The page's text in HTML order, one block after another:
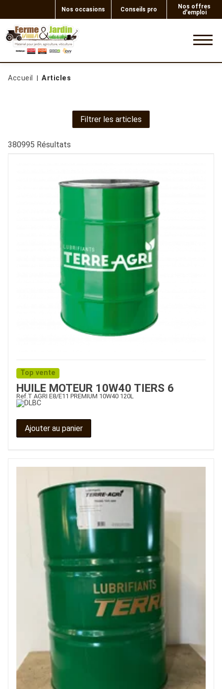
Nos occasions Conseils pro
Nos offres
d'emploi
Accueil Articles
Filtrer les articles
380995 Résultats
Top vente
HUILE MOTEUR 10W40 TIERS 6
Ref. T AGRI E8/E11 PREMIUM 10W40 120L
Ajouter au panier